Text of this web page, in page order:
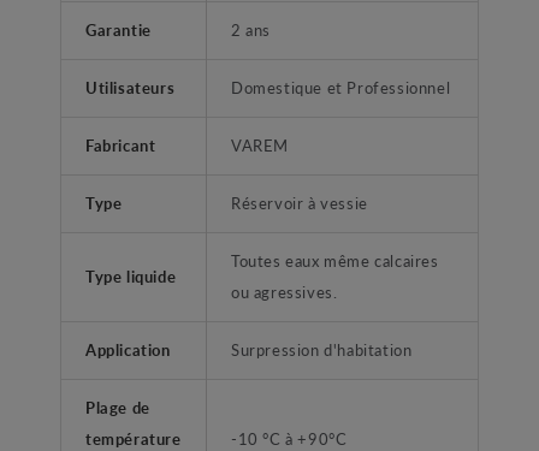
Garantie 2 ans
Utilisateurs Domestique et Professionnel
Fabricant VAREM
Type Réservoir à vessie
Type liquide
Toutes eaux même calcaires
ou agressives.
Application Surpression d'habitation
Plage de
température
-10 °C à +90°C